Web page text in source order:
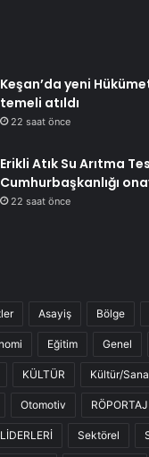
Keşan’da yeni
temeli atıldı
22 saat önce
Erikli Atık Su Arıtma
Cumhurbaşkanlığı
22 saat önce
Asayiş Bölge
Eğitim Genel
KÜLTÜR Kültür/
Otomotiv RÖPORTAJ
Sektörel